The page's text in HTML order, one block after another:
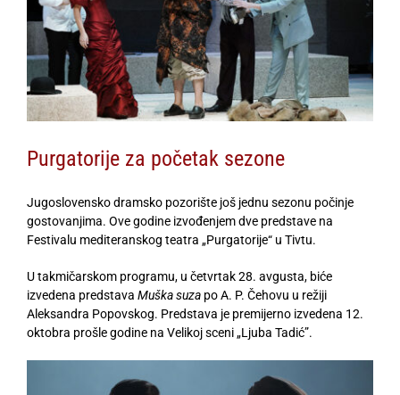
Purgatorije za početak sezone
Jugoslovensko dramsko pozorište još jednu sezonu počinje
gostovanjima. Ove godine izvođenjem dve predstave na
Festivalu mediteranskog teatra „Purgatorije“ u Tivtu.
U takmičarskom programu, u četvrtak 28. avgusta, biće
izvedena predstava Muška suza po A. P. Čehovu u režiji
Aleksandra Popovskog. Predstava je premijerno izvedena 12.
oktobra prošle godine na Velikoj sceni „Ljuba Tadić”.